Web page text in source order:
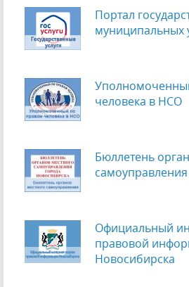
Портал
муниципальных
человека в НСО
Бюллетень
самоуправления
Официальный
правовой
Новосибирска